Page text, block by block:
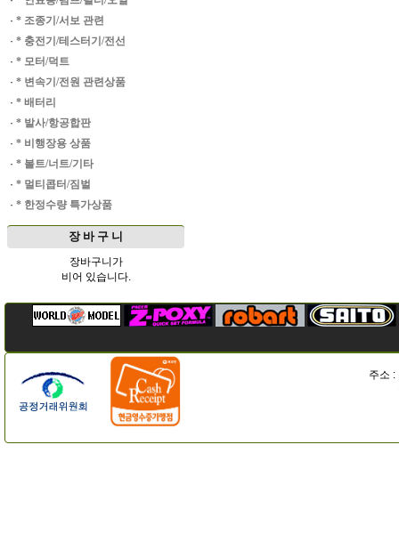
· * 조종기/서보 관련
· * 충전기/테스터기/전선
· * 모터/덕트
· * 변속기/전원 관련상품
· * 배터리
· * 발사/항공합판
· * 비행장용 상품
· * 볼트/너트/기타
· * 멀티콥터/짐벌
· * 한정수량 특가상품
장 바 구 니
장바구니가
비어 있습니다.
주소